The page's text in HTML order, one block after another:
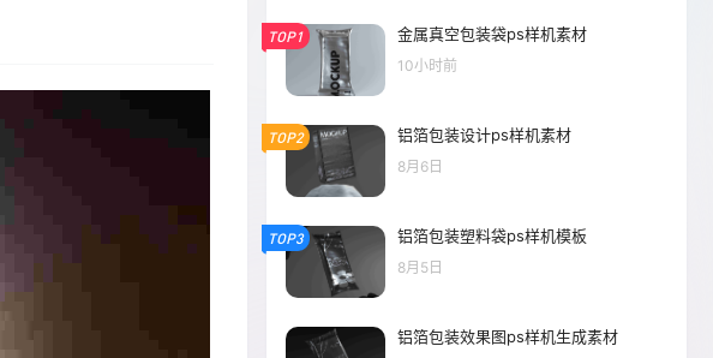
TOP1 金属真空包装袋ps样机素材
10小时前
TOP2 铝箔包装设计ps样机素材
8月6日
TOP3 铝箔包装塑料袋ps样机模板
8月5日
铝箔包装效果图ps样机生成素材